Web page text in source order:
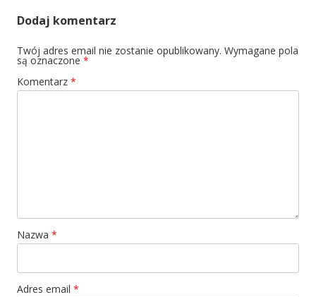
Dodaj komentarz
Twój adres email nie zostanie opublikowany. Wymagane pola
są oznaczone *
Komentarz *
Nazwa *
Adres email *